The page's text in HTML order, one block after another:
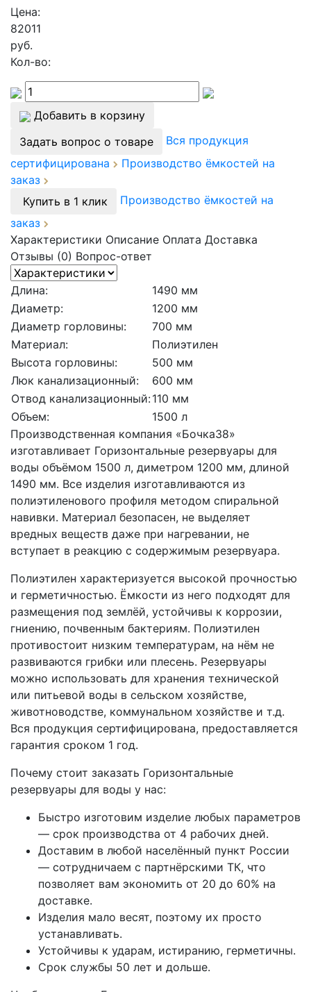
Цена:
82011
руб.
Кол-во:
Добавить в корзину
Задать вопрос о товаре
Вся продукция
сертифицирована
Производство ёмкостей на
заказ
Купить в 1 клик
Производство ёмкостей на
заказ
Характеристики Описание Оплата Доставка
Отзывы (0) Вопрос-ответ
Длина:
1490 мм
Диаметр:
1200 мм
Диаметр горловины:
700 мм
Материал:
Полиэтилен
Высота горловины:
500 мм
Люк канализационный:
600 мм
Отвод канализационный:110 мм
Объем:
1500 л
Производственная компания «Бочка38»
изготавливает Горизонтальные резервуары для
воды объёмом 1500 л, диметром 1200 мм, длиной
1490 мм. Все изделия изготавливаются из
полиэтиленового профиля методом спиральной
навивки. Материал безопасен, не выделяет
вредных веществ даже при нагревании, не
вступает в реакцию с содержимым резервуара.
Полиэтилен характеризуется высокой прочностью
и герметичностью. Ёмкости из него подходят для
размещения под землёй, устойчивы к коррозии,
гниению, почвенным бактериям. Полиэтилен
противостоит низким температурам, на нём не
развиваются грибки или плесень. Резервуары
можно использовать для хранения технической
или питьевой воды в сельском хозяйстве,
животноводстве, коммунальном хозяйстве и т.д.
Вся продукция сертифицирована, предоставляется
гарантия сроком 1 год.
Почему стоит заказать Горизонтальные
резервуары для воды у нас:
Быстро изготовим изделие любых параметров
— срок производства от 4 рабочих дней.
Доставим в любой населённый пункт России
— сотрудничаем с партнёрскими ТК, что
позволяет вам экономить от 20 до 60% на
доставке.
Изделия мало весят, поэтому их просто
устанавливать.
Устойчивы к ударам, истиранию, герметичны.
Срок службы 50 лет и дольше.